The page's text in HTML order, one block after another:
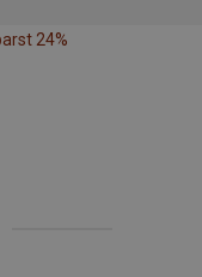
24%